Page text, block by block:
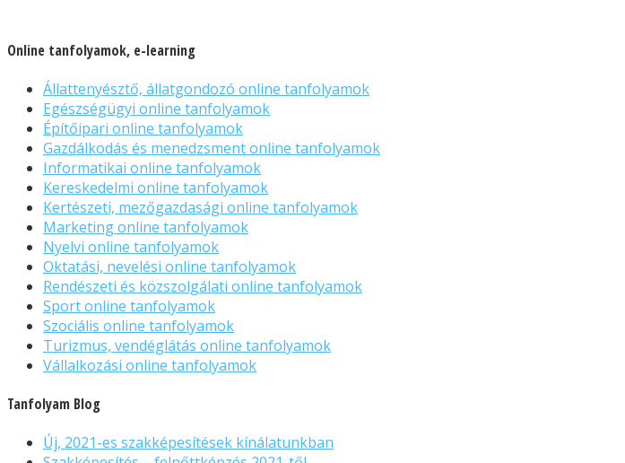
Online tanfolyamok, e-learning
Állattenyésztő, állatgondozó online tanfolyamok
Egészségügyi online tanfolyamok
Építőipari online tanfolyamok
Gazdálkodás és menedzsment online tanfolyamok
Informatikai online tanfolyamok
Kereskedelmi online tanfolyamok
Kertészeti, mezőgazdasági online tanfolyamok
Marketing online tanfolyamok
Nyelvi online tanfolyamok
Oktatási, nevelési online tanfolyamok
Rendészeti és közszolgálati online tanfolyamok
Sport online tanfolyamok
Szociális online tanfolyamok
Turizmus, vendéglátás online tanfolyamok
Vállalkozási online tanfolyamok
Tanfolyam Blog
Új, 2021-es szakképesítések kínálatunkban